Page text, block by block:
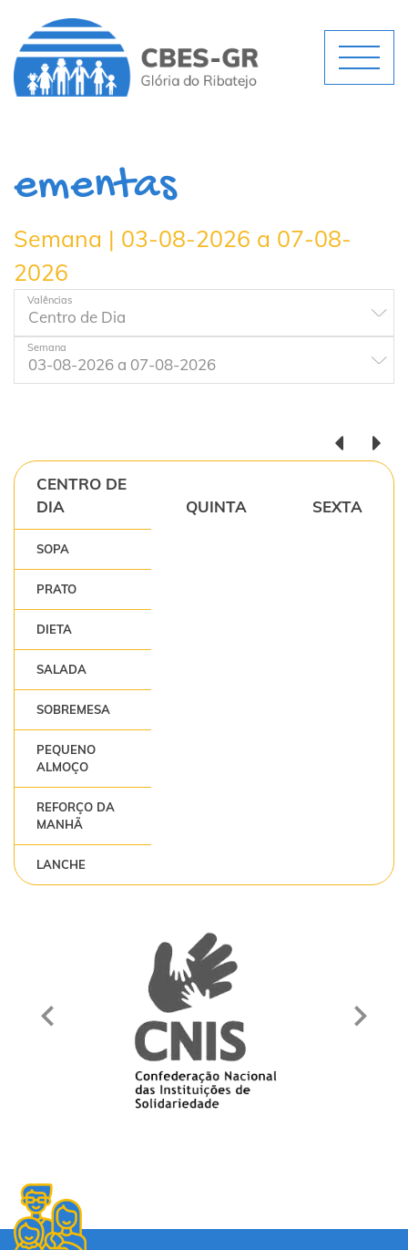
ementas
Semana | 03-08-2026 a 07-08-
2026
Valências
Semana
CENTRO DE
DIA
QUINTA SEXTA
SOPA
PRATO
DIETA
SALADA
SOBREMESA
PEQUENO
ALMOÇO
REFORÇO DA
MANHÃ
LANCHE